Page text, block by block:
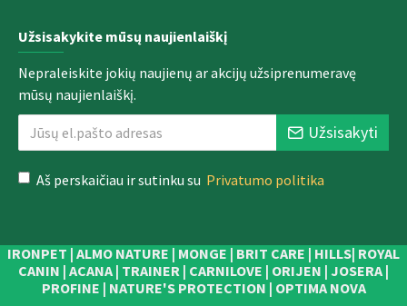
Užsisakykite mūsų naujienlaiškį
Nepraleiskite jokių naujienų ar akcijų užsiprenumeravę
mūsų naujienlaiškį.
Užsisakyti
Aš perskaičiau ir sutinku su Privatumo politika
IRONPET | ALMO NATURE | MONGE | BRIT CARE | HILLS| ROYAL
CANIN | ACANA | TRAINER | CARNILOVE | ORIJEN | JOSERA |
PROFINE | NATURE'S PROTECTION | OPTIMA NOVA